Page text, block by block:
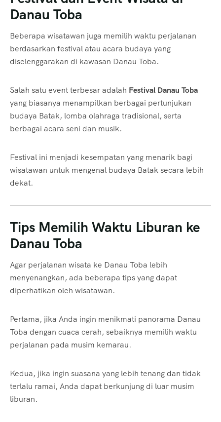
Danau Toba
Beberapa wisatawan juga memilih waktu perjalanan
berdasarkan festival atau acara budaya yang
diselenggarakan di kawasan Danau Toba.
Salah satu event terbesar adalah Festival Danau Toba
yang biasanya menampilkan berbagai pertunjukan
budaya Batak, lomba olahraga tradisional, serta
berbagai acara seni dan musik.
Festival ini menjadi kesempatan yang menarik bagi
wisatawan untuk mengenal budaya Batak secara lebih
dekat.
Tips Memilih Waktu Liburan ke
Danau Toba
Agar perjalanan wisata ke Danau Toba lebih
menyenangkan, ada beberapa tips yang dapat
diperhatikan oleh wisatawan.
Pertama, jika Anda ingin menikmati panorama Danau
Toba dengan cuaca cerah, sebaiknya memilih waktu
perjalanan pada musim kemarau.
Kedua, jika ingin suasana yang lebih tenang dan tidak
terlalu ramai, Anda dapat berkunjung di luar musim
liburan.